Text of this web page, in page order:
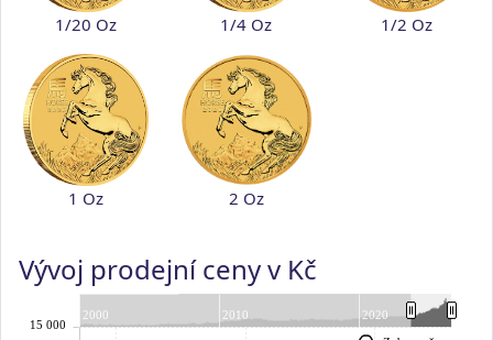
1/20 Oz 1/4 Oz 1/2 Oz
1 Oz 2 Oz
Vývoj prodejní ceny v Kč